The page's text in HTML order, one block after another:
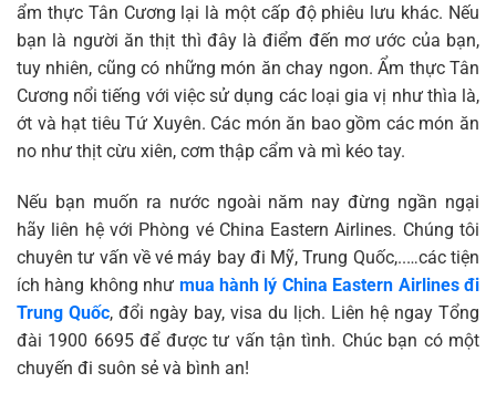
ẩm thực Tân Cương lại là một cấp độ phiêu lưu khác. Nếu
bạn là người ăn thịt thì đây là điểm đến mơ ước của bạn,
tuy nhiên, cũng có những món ăn chay ngon. Ẩm thực Tân
Cương nổi tiếng với việc sử dụng các loại gia vị như thìa là,
ớt và hạt tiêu Tứ Xuyên. Các món ăn bao gồm các món ăn
no như thịt cừu xiên, cơm thập cẩm và mì kéo tay.
Nếu bạn muốn ra nước ngoài năm nay đừng ngần ngại
hãy liên hệ với Phòng vé China Eastern Airlines. Chúng tôi
chuyên tư vấn về vé máy bay đi Mỹ, Trung Quốc,..…các tiện
ích hàng không như mua hành lý China Eastern Airlines đi
Trung Quốc, đổi ngày bay, visa du lịch. Liên hệ ngay Tổng
đài 1900 6695 để được tư vấn tận tình. Chúc bạn có một
chuyến đi suôn sẻ và bình an!